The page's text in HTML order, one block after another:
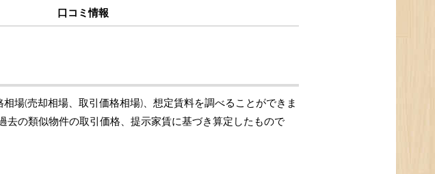
口コミ情報
場(売却相場、取引価格相場)、想定賃料を調べることができま
の類似物件の取引価格、提示家賃に基づき算定したもので